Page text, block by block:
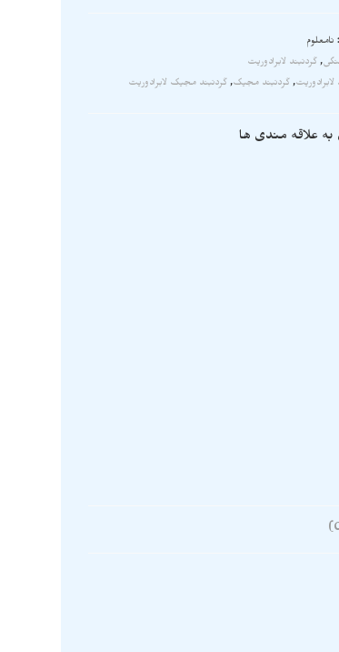
نامعلوم
, گردنبند لابرادوریت
لابرادوریت, گردنبند مجیک, گردنبند مجیک لابرادوریت
به علاقه مندی ها